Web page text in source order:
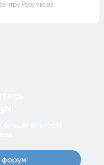
Разумкова